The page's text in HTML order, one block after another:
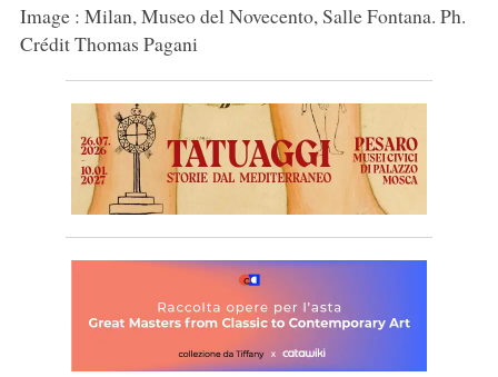
Image : Milan, Museo del Novecento, Salle Fontana. Ph.
Crédit Thomas Pagani